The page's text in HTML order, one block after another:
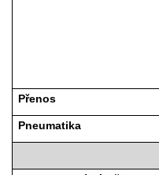
Přenos
Pneumatika